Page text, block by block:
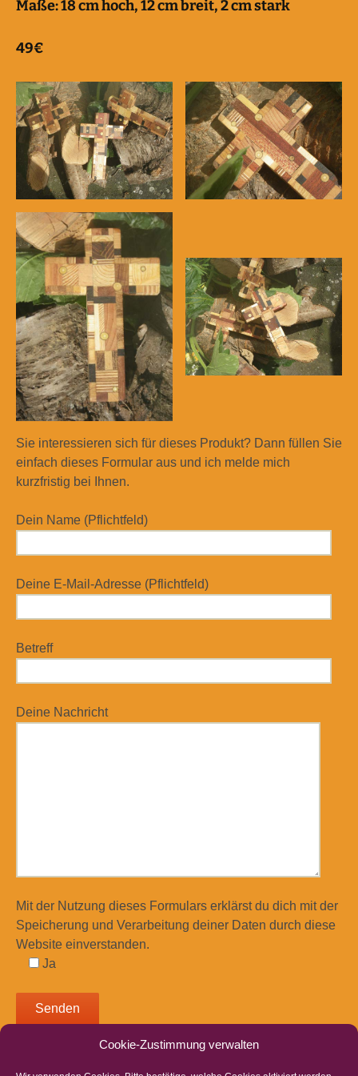
Cookie-Zustimmung verwalten
Maße: 18 cm hoch, 12 cm breit, 2 cm stark
49€
Sie interessieren sich für dieses Produkt? Dann füllen Sie
einfach dieses Formular aus und ich melde mich
kurzfristig bei Ihnen.
Dein Name (Pflichtfeld)
Deine E-Mail-Adresse (Pflichtfeld)
Betreff
Deine Nachricht
Mit der Nutzung dieses Formulars erklärst du dich mit der
Speicherung und Verarbeitung deiner Daten durch diese
Website einverstanden.
Ja